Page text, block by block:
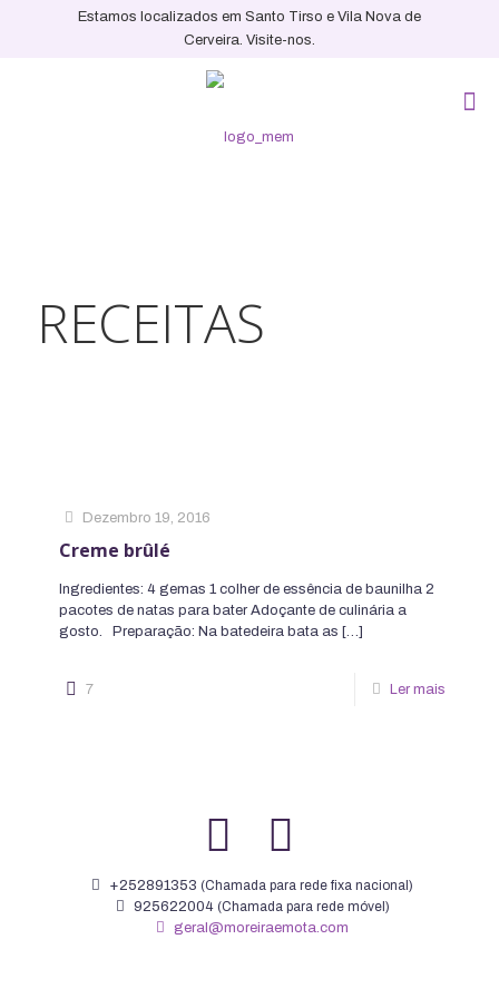
Estamos localizados em Santo Tirso e Vila Nova de
Cerveira. Visite-nos.
RECEITAS
Dezembro 19, 2016
Creme brûlé
Ingredientes: 4 gemas 1 colher de essência de baunilha 2
pacotes de natas para bater Adoçante de culinária a
gosto. Preparação: Na batedeira bata as […]
7 Ler mais
+252891353 (Chamada para rede fixa nacional)
925622004 (Chamada para rede móvel)
geral@moreiraemota.com